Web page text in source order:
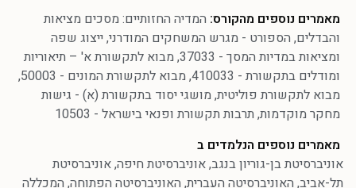
מאמרים נוספים מהקורס: המדיה החזותיים: מסכים מציאות
והבדלים, הספורט - מגרש המשחקים המודרני,ייצוג שפה
ומציאות במדיות המסך - 37033
,מבוא לתקשורת א' – תיאוריות
ומודלים בתקשורת - 410033
,מבוא לתקשורת המונים - 50003
,
מבוא לתקשורת פוליטית,מושגי יסוד בתקשורת (א) - גישות
מחקר מוקדמות, תרבות תקשורת ופנאי בישראל - 10503
מאמרים נוספים הנלמדים ב
אוניברסיטת בן-גוריון בנגב,אוניברסיטת חיפה,אוניברסיטת
תל-אביב, האוניברסיטה העברית, האוניברסיטה הפתוחה, המכללה